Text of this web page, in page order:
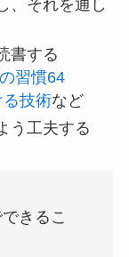
、それを通し
書する
習慣64
技術など
う工夫する
きるこ